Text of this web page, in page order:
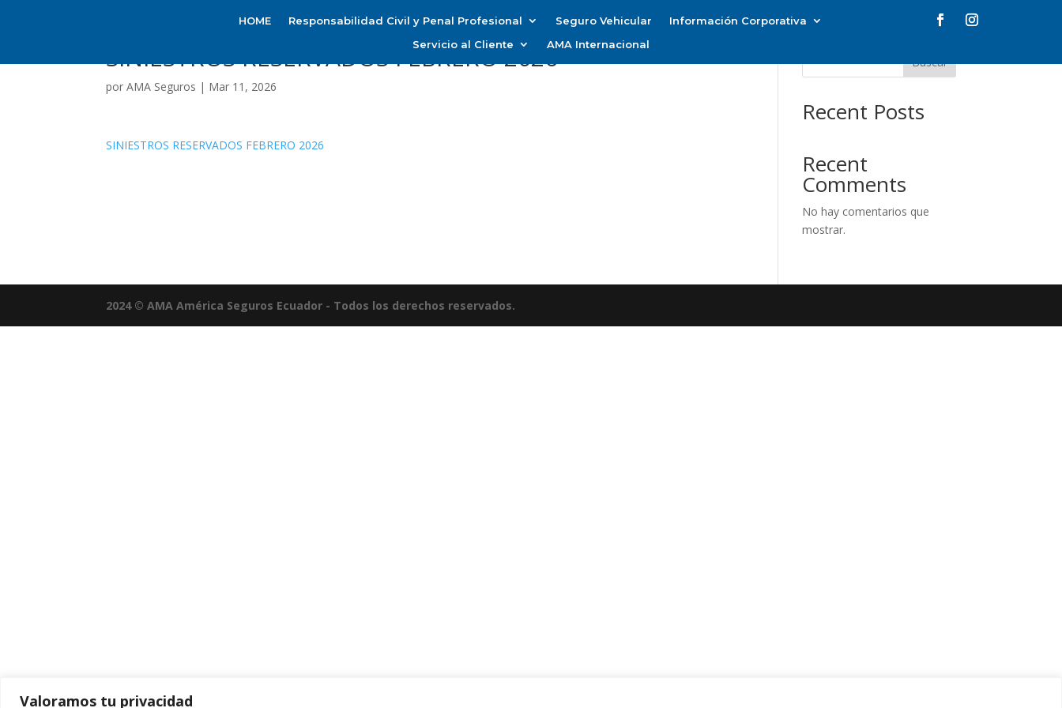
Valoramos tu privacidad
HOME Responsabilidad Civil y Penal Profesional Seguro Vehicular
Información Corporativa
Servicio al Cliente
AMA Internacional
SINIESTROS RESERVADOS FEBRERO 2026
porAMA Seguros | Mar 11, 2026
SINIESTROS RESERVADOS FEBRERO 2026
Buscar
Recent Posts
Recent
Comments
No hay comentarios que
mostrar.
2024 © AMA América Seguros Ecuador - Todos los derechos reservados.